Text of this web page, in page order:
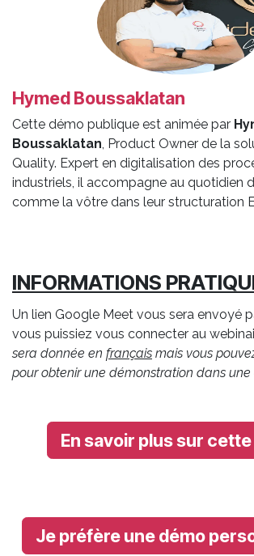
Hymed Boussaklatan
Cette démo publique est animée par
Boussaklatan, Product Owner de la
Quality. Expert en digitalisation des
industriels, il accompagne au quotidien
comme la vôtre dans leur structuration
INFORMATIONS
Un lien Google Meet vous sera envoyé
vous puissiez vous connecter au
sera donnée en français mais vous
pour obtenir une démonstration dans
En savoir plus sur
Je préfère une démo